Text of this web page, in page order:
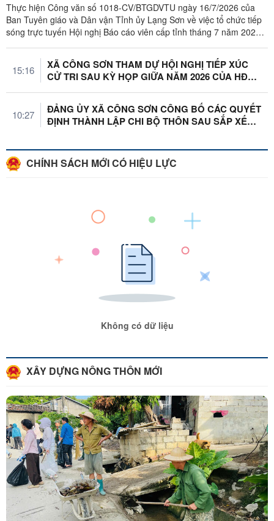
Thực hiện Công văn số 1018-CV/BTGDVTU ngày 16/7/2026 của
Ban Tuyên giáo và Dân vận Tỉnh ủy Lạng Sơn về việc tổ chức tiếp
sóng trực tuyến Hội nghị Báo cáo viên cấp tỉnh tháng 7 năm 2026,
15:16
XÃ CÔNG SƠN THAM DỰ HỘI NGHỊ TIẾP XÚC
CỬ TRI SAU KỲ HỌP GIỮA NĂM 2026 CỦA HĐND
10:27
ĐẢNG ỦY XÃ CÔNG SƠN CÔNG BỐ CÁC QUYẾT
ĐỊNH THÀNH LẬP CHI BỘ THÔN SAU SẮP XẾP
CHÍNH SÁCH MỚI CÓ HIỆU LỰC
Không có dữ liệu
XÂY DỰNG NÔNG THÔN MỚI